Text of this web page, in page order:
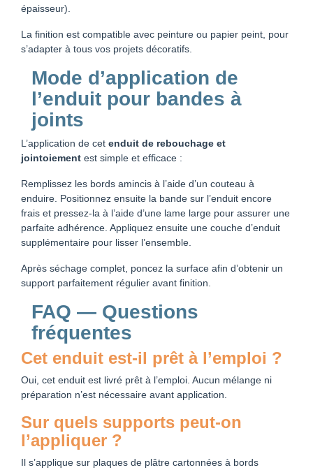
épaisseur).
La finition est compatible avec peinture ou papier peint, pour
s’adapter à tous vos projets décoratifs.
Mode d’application de
l’enduit pour bandes à
joints
L’application de cet enduit de rebouchage et
jointoiement est simple et efficace :
Remplissez les bords amincis à l’aide d’un couteau à
enduire. Positionnez ensuite la bande sur l’enduit encore
frais et pressez-la à l’aide d’une lame large pour assurer une
parfaite adhérence. Appliquez ensuite une couche d’enduit
supplémentaire pour lisser l’ensemble.
Après séchage complet, poncez la surface afin d’obtenir un
support parfaitement régulier avant finition.
FAQ — Questions
fréquentes
Cet enduit est-il prêt à l’emploi ?
Oui, cet enduit est livré prêt à l’emploi. Aucun mélange ni
préparation n’est nécessaire avant application.
Sur quels supports peut-on
l’appliquer ?
Il s’applique sur plaques de plâtre cartonnées à bords